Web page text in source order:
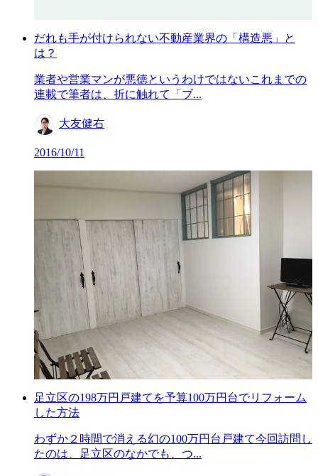
だれも手が付けられない不動産業界の「構造悪」と
は？
業者や営業マンが悪徳というわけではないこれまでの
連載で筆者は、折に触れて「ブ...
大友健右
2016/10/11
足立区の198万円戸建てを予算100万円台でリフォーム
した方法
わずか２時間で消える幻の100万円台戸建て今回訪問し
たのは、足立区のなかでも、つ...